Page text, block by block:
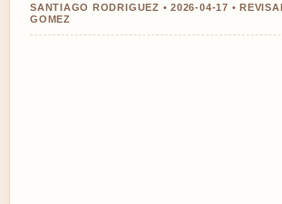
SANTIAGO RODRIGUEZ • 2026-04-17 •
GOMEZ